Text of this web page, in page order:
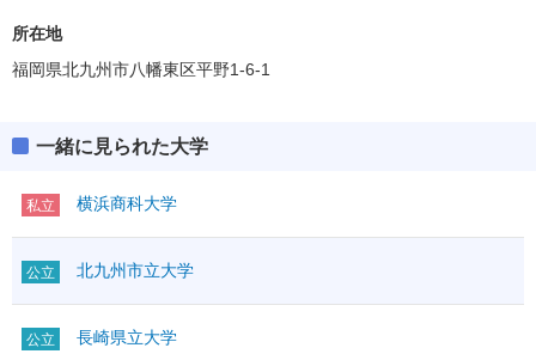
所在地
福岡県北九州市八幡東区平野1-6-1
一緒に見られた大学
私立 横浜商科大学
公立 北九州市立大学
公立 長崎県立大学